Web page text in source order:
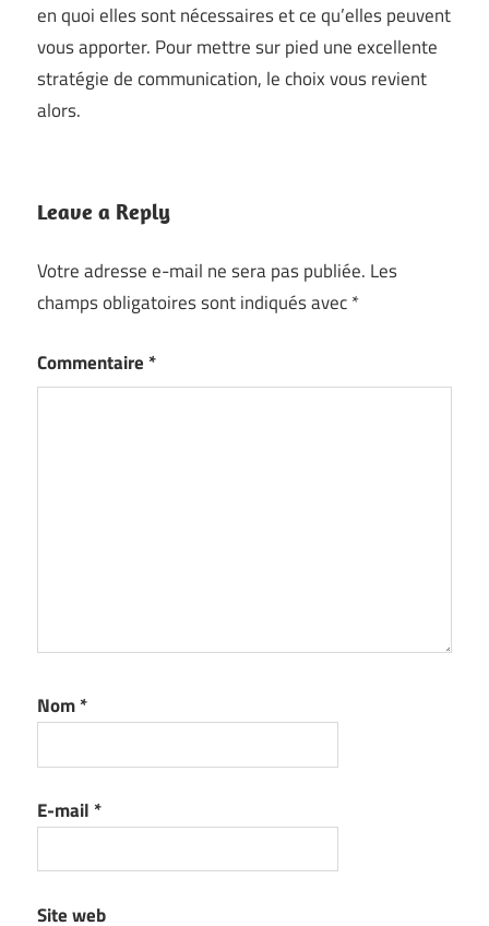
en quoi elles sont nécessaires et ce qu’elles peuvent
vous apporter. Pour mettre sur pied une excellente
stratégie de communication, le choix vous revient
alors.
Leave a Reply
Votre adresse e-mail ne sera pas publiée. Les
champs obligatoires sont indiqués avec*
Commentaire *
Nom*
E-mail *
Site web